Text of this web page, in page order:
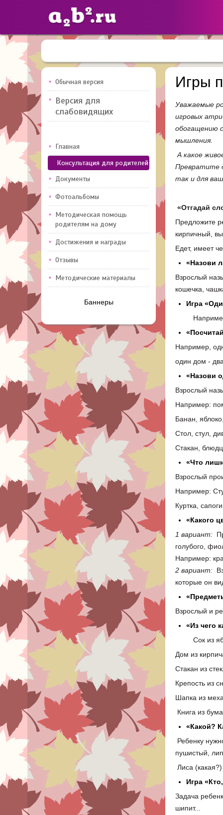
Сайты
педагогов
Добавлено — 10947
Обычная версия
Версия для
слабовидящих
Главная
Консультация для родителей
Документы
Фотоальбомы
Методическая помощь
родителям на дому
Достижения и награды
Отзывы
Методические материалы
Баннеры
Игры
Уважаемые
игровых
обогащению
мышления.
А какое
Превратите
так и для
«Отгадай
Предложите
кирпичный,
Едет, имеет
«Назови
Взрослый
кошечка,
Игра
Например,
Например,
один дом -
«Назови
Взрослый
Например:
Банан,
Стол, стул,
Стакан,
«Что
Взрослый
Например:
Куртка,
«Какого
1 вариант:
голубого,
Например:
2 вариант:
которые он
Взрослый и
«Из чего
Сок из
Дом из
Стакан из
Крепость из
Шапка из
Книга из
«Какой?
Ребенку
пушистый,
Лиса
Игра
Задача
шипит...